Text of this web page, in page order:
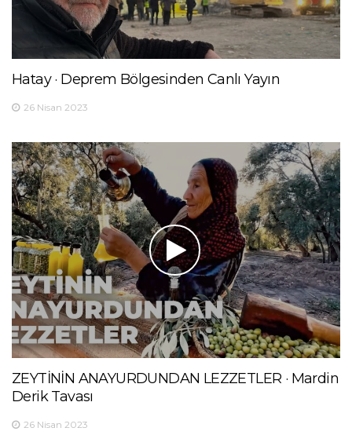
Hatay · Deprem Bölgesinden Canlı Yayın
26 Nisan 2023
ZEYTİNİN ANAYURDUNDAN LEZZETLER · Mardin
Derik Tavası
26 Nisan 2023